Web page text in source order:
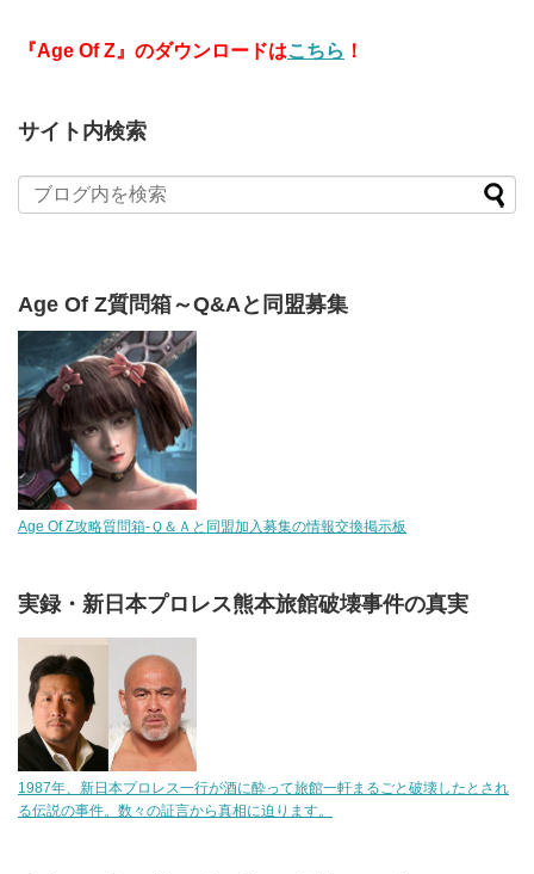
『Age Of Z』のダウンロードはこちら ！
サイト内検索
Age Of Z質問箱～Q&Aと同盟募集
Age Of Z攻略質問箱-Ｑ＆Ａと同盟加入募集の情報交換掲示板
実録・新日本プロレス熊本旅館破壊事件の真実
1987年、新日本プロレス一行が酒に酔って旅館一軒まるごと破壊したとされ
る伝説の事件。数々の証言から真相に迫ります。